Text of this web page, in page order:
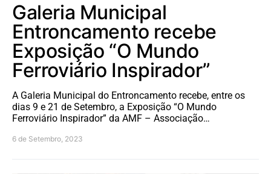
Galeria Municipal
Entroncamento recebe
Exposição “O Mundo
Ferroviário Inspirador”
A Galeria Municipal do Entroncamento recebe, entre os
dias 9 e 21 de Setembro, a Exposição “O Mundo
Ferroviário Inspirador” da AMF – Associação…
6 de Setembro, 2023